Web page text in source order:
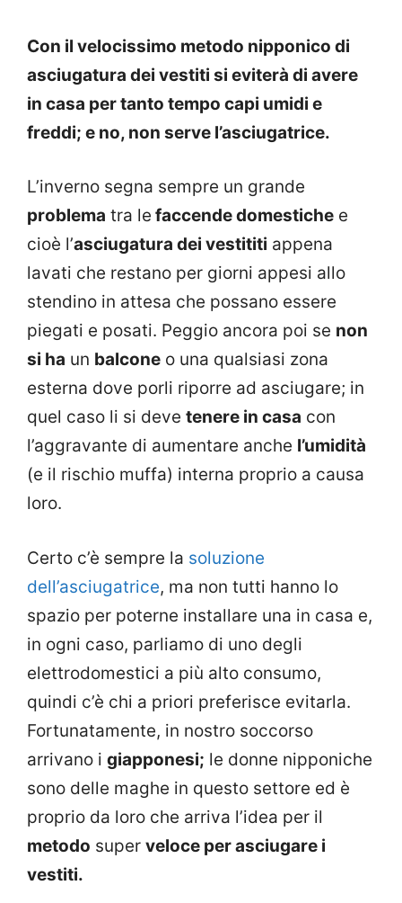
Con il velocissimo metodo nipponico di
asciugatura dei vestiti si eviterà di avere
in casa per tanto tempo capi umidi e
freddi; e no, non serve l’asciugatrice.
L’inverno segna sempre un grande
problema tra le faccende domestiche e
cioè l’asciugatura dei vestititi appena
lavati che restano per giorni appesi allo
stendino in attesa che possano essere
piegati e posati. Peggio ancora poi se non
si ha un balcone o una qualsiasi zona
esterna dove porli riporre ad asciugare; in
quel caso li si deve tenere in casa con
l’aggravante di aumentare anche l’umidità
(e il rischio muffa) interna proprio a causa
loro.
Certo c’è sempre la soluzione
dell’asciugatrice, ma non tutti hanno lo
spazio per poterne installare una in casa e,
in ogni caso, parliamo di uno degli
elettrodomestici a più alto consumo,
quindi c’è chi a priori preferisce evitarla.
Fortunatamente, in nostro soccorso
arrivano i giapponesi; le donne nipponiche
sono delle maghe in questo settore ed è
proprio da loro che arriva l’idea per il
metodo super veloce per asciugare i
vestiti.